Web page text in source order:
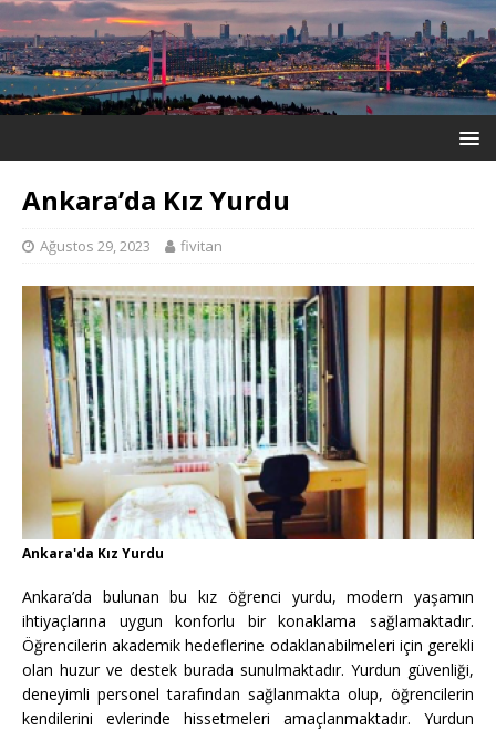
Ankara’da Kız Yurdu
Ağustos 29, 2023 fivitan
Ankara'da Kız Yurdu
Ankara’da bulunan bu kız öğrenci yurdu, modern yaşamın
ihtiyaçlarına uygun konforlu bir konaklama sağlamaktadır.
Öğrencilerin akademik hedeflerine odaklanabilmeleri için gerekli
olan huzur ve destek burada sunulmaktadır. Yurdun güvenliği,
deneyimli personel tarafından sağlanmakta olup, öğrencilerin
kendilerini evlerinde hissetmeleri amaçlanmaktadır. Yurdun